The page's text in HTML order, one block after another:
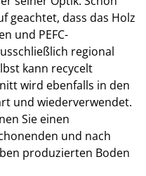
geachtet, dass das Holz
und PEFC-
regional
kann recycelt
wird ebenfalls in den
und wiederverwendet.
Sie einen
und nach
produzierten Boden